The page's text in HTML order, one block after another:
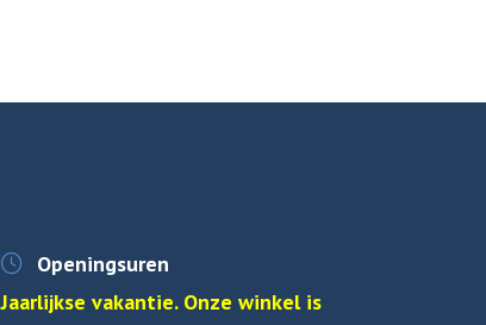
Openingsuren
Jaarlijkse vakantie. Onze winkel is